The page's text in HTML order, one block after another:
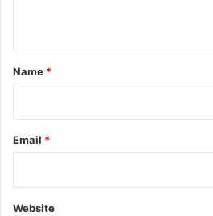
*
Name *
Email *
Website